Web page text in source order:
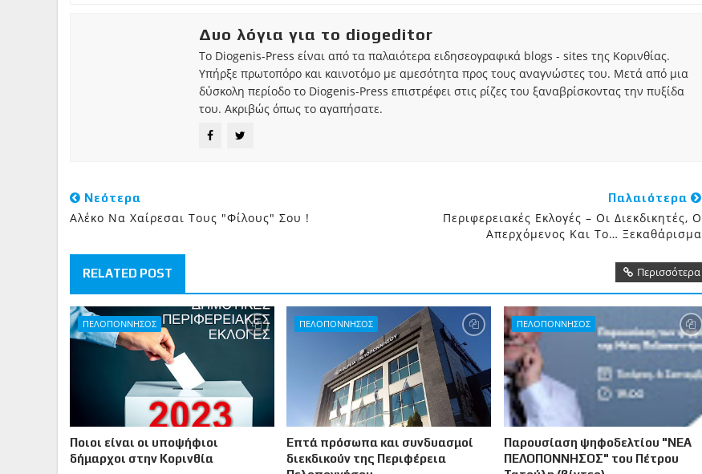
Δυο λόγια για το diogeditor
Το Diogenis-Press είναι από τα παλαιότερα ειδησεογραφικά blogs - sites της Κορινθίας.
Υπήρξε πρωτοπόρο και καινοτόμο με αμεσότητα προς τους αναγνώστες του. Μετά από μια
δύσκολη περίοδο το Diogenis-Press επιστρέφει στις ρίζες του ξαναβρίσκοντας την πυξίδα
του. Ακριβώς όπως το αγαπήσατε.
Νεότερα
Αλέκο Να Χαίρεσαι Τους "φίλους" Σου !
Παλαιότερα
Περιφερειακές Εκλογές – Οι Διεκδικητές, Ο
Απερχόμενος Και Το… Ξεκαθάρισμα
RELATED POST Περισσότερα
ΠΕΛΟΠΟΝΝΗΣΟΣ
Ποιοι είναι οι υποψήφιοι
δήμαρχοι στην Κορινθία
ΠΕΛΟΠΟΝΝΗΣΟΣ
Επτά πρόσωπα και συνδυασμοί
διεκδικούν της Περιφέρεια
ΠΕΛΟΠΟΝΝΗΣΟΣ
Παρουσίαση ψηφοδελτίου "ΝΕΑ
ΠΕΛΟΠΟΝΝΗΣΟΣ" του Πέτρου